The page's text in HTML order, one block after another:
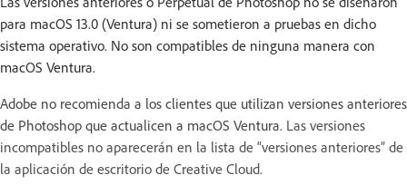
para macOS 13.0 (Ventura) ni se sometieron a pruebas en dicho
sistema operativo. No son compatibles de ninguna manera con
macOS Ventura.
Adobe no recomienda a los clientes que utilizan versiones anteriores
de Photoshop que actualicen a macOS Ventura. Las versiones
incompatibles no aparecerán en la lista de “versiones anteriores” de
la aplicación de escritorio de Creative Cloud.